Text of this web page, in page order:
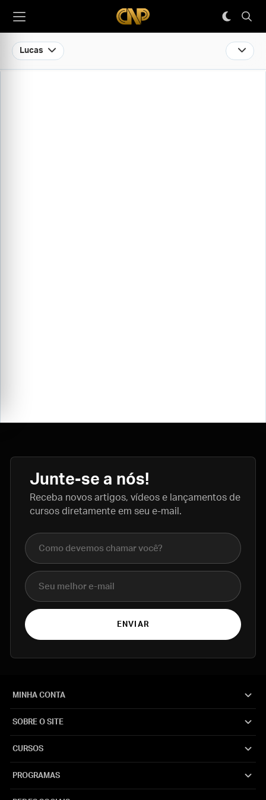
Lucas
Junte-se a nós!
Receba novos artigos, vídeos e lançamentos de
cursos diretamente em seu e-mail.
Nome completo
E-mail
ENVIAR
MINHA CONTA
SOBRE O SITE
CURSOS
PROGRAMAS